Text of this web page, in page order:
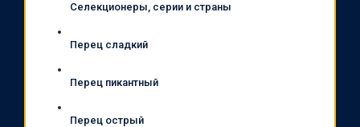
Селекционеры, серии и страны
Перец сладкий
Перец пикантный
Перец острый